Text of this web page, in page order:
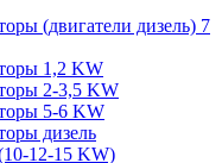
(двигатели дизель) 7
1,2 KW
2-3,5 KW
5-6 KW
дизель
12-15 KW)